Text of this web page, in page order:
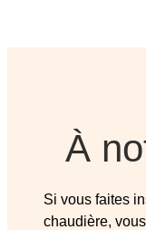
À
Si vous faites
chaudière,